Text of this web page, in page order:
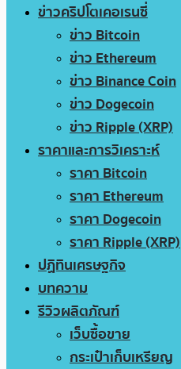
ข่าวคริปโตเคอเรนซี่
ข่าว Bitcoin
ข่าว Ethereum
ข่าว Binance Coin
ข่าว Dogecoin
ข่าว Ripple (XRP)
ราคาและการวิเคราะห์
ราคา Bitcoin
ราคา Ethereum
ราคา Dogecoin
ราคา Ripple (XRP)
ปฏิทินเศรษฐกิจ
บทความ
รีวิวผลิตภัณฑ์
เว็บซื้อขาย
กระเป๋าเก็บเหรียญ